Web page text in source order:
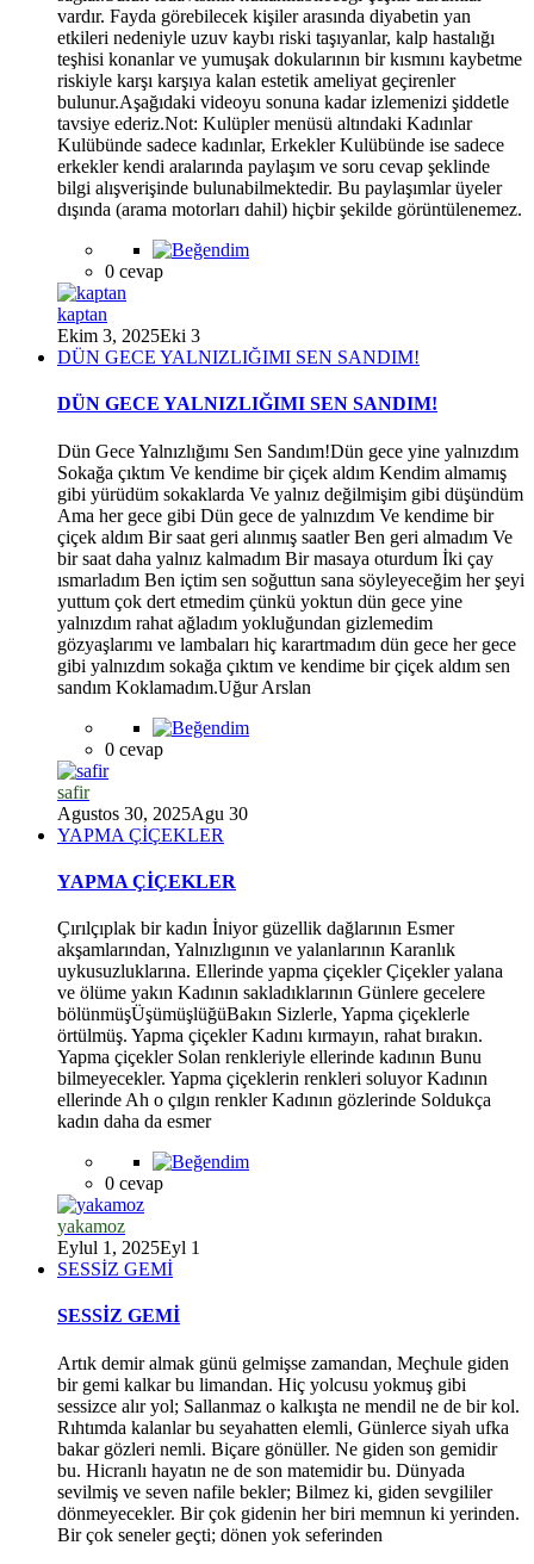
vardır. Fayda görebilecek kişiler arasında diyabetin yan
etkileri nedeniyle uzuv kaybı riski taşıyanlar, kalp hastalığı
teşhisi konanlar ve yumuşak dokularının bir kısmını kaybetme
riskiyle karşı karşıya kalan estetik ameliyat geçirenler
bulunur.Aşağıdaki videoyu sonuna kadar izlemenizi şiddetle
tavsiye ederiz.Not: Kulüpler menüsü altındaki Kadınlar
Kulübünde sadece kadınlar, Erkekler Kulübünde ise sadece
erkekler kendi aralarında paylaşım ve soru cevap şeklinde
bilgi alışverişinde bulunabilmektedir. Bu paylaşımlar üyeler
dışında (arama motorları dahil) hiçbir şekilde görüntülenemez.
0 cevap
kaptan
Ekim 3, 2025Eki 3
DÜN GECE YALNIZLIĞIMI SEN SANDIM!
DÜN GECE YALNIZLIĞIMI SEN SANDIM!
Dün Gece Yalnızlığımı Sen Sandım!Dün gece yine yalnızdım
Sokağa çıktım Ve kendime bir çiçek aldım Kendim almamış
gibi yürüdüm sokaklarda Ve yalnız değilmişim gibi düşündüm
Ama her gece gibi Dün gece de yalnızdım Ve kendime bir
çiçek aldım Bir saat geri alınmış saatler Ben geri almadım Ve
bir saat daha yalnız kalmadım Bir masaya oturdum İki çay
ısmarladım Ben içtim sen soğuttun sana söyleyeceğim her şeyi
yuttum çok dert etmedim çünkü yoktun dün gece yine
yalnızdım rahat ağladım yokluğundan gizlemedim
gözyaşlarımı ve lambaları hiç karartmadım dün gece her gece
gibi yalnızdım sokağa çıktım ve kendime bir çiçek aldım sen
sandım Koklamadım.Uğur Arslan
0 cevap
safir
Agustos 30, 2025Agu 30
YAPMA ÇİÇEKLER
YAPMA ÇİÇEKLER
Çırılçıplak bir kadın İniyor güzellik dağlarının Esmer
akşamlarından, Yalnızlıgının ve yalanlarının Karanlık
uykusuzluklarına. Ellerinde yapma çiçekler Çiçekler yalana
ve ölüme yakın Kadının sakladıklarının Günlere gecelere
bölünmüşÜşümüşlüğüBakın Sizlerle, Yapma çiçeklerle
örtülmüş. Yapma çiçekler Kadını kırmayın, rahat bırakın.
Yapma çiçekler Solan renkleriyle ellerinde kadının Bunu
bilmeyecekler. Yapma çiçeklerin renkleri soluyor Kadının
ellerinde Ah o çılgın renkler Kadının gözlerinde Soldukça
kadın daha da esmer
0 cevap
yakamoz
Eylul 1, 2025Eyl 1
SESSİZ GEMİ
SESSİZ GEMİ
Artık demir almak günü gelmişse zamandan, Meçhule giden
bir gemi kalkar bu limandan. Hiç yolcusu yokmuş gibi
sessizce alır yol; Sallanmaz o kalkışta ne mendil ne de bir kol.
Rıhtımda kalanlar bu seyahatten elemli, Günlerce siyah ufka
bakar gözleri nemli. Biçare gönüller. Ne giden son gemidir
bu. Hicranlı hayatın ne de son matemidir bu. Dünyada
sevilmiş ve seven nafile bekler; Bilmez ki, giden sevgililer
dönmeyecekler. Bir çok gidenin her biri memnun ki yerinden.
Bir çok seneler geçti; dönen yok seferinden
*
*